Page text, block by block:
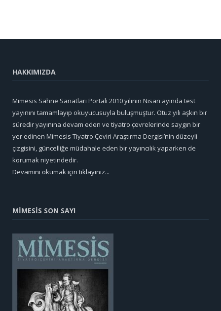
HAKKIMIZDA
Mimesis Sahne Sanatları Portali 2010 yılının Nisan ayında test
yayınını tamamlayıp okuyucusuyla buluşmuştur. Otuz yılı aşkın bir
süredir yayınına devam eden ve tiyatro çevrelerinde saygın bir
yer edinen Mimesis Tiyatro Çeviri Araştırma Dergisi’nin düzeyli
çizgisini, güncelliğe müdahale eden bir yayıncılık yaparken de
korumak niyetindedir.
Devamını okumak için tıklayınız...
MİMESİS SON SAYI